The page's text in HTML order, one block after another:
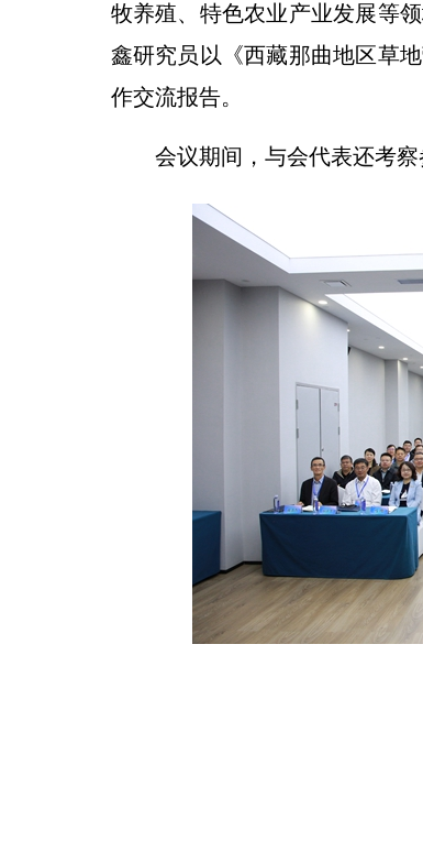
牧养殖、特色农业产业发展等
鑫研究员以《西藏那曲地区草
作交流报告。
会议期间，与会代表还考